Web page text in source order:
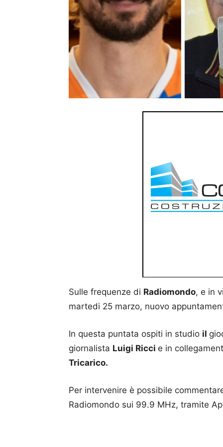
Sulle frequenze di Radiomondo, e in
martedi 25 marzo, nuovo
In questa puntata ospiti in studio il
giornalista Luigi Ricci e in
Tricarico.
Per intervenire è possibile
Radiomondo sui 99.9 MHz, tramite